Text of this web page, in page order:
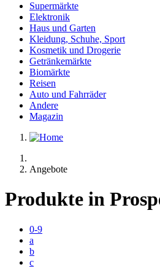
Supermärkte
Elektronik
Haus und Garten
Kleidung, Schuhe, Sport
Kosmetik und Drogerie
Getränkemärkte
Biomärkte
Reisen
Auto und Fahrräder
Andere
Magazin
Angebote
Produkte in
0-9
a
b
c